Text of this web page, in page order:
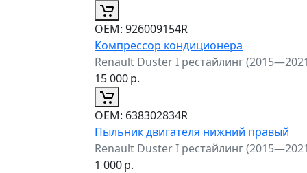
ОЕМ: 926009154R
Компрессор кондиционера
Renault Duster I рестайлинг
15 000р.
ОЕМ: 638302834R
Пыльник двигателя нижний правый
Renault Duster I рестайлинг
1 000р.